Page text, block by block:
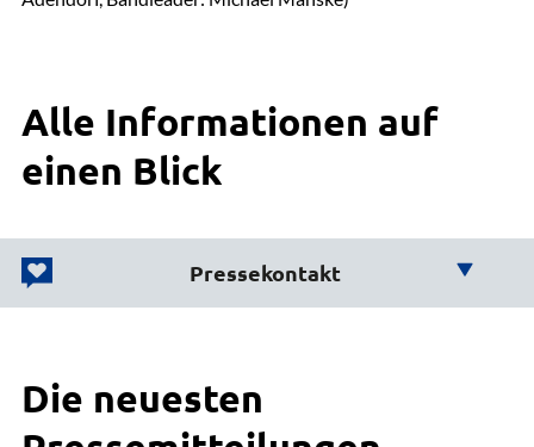
Alle Informationen auf
einen Blick
Pressekontakt
Büro des Landrats
Die neuesten